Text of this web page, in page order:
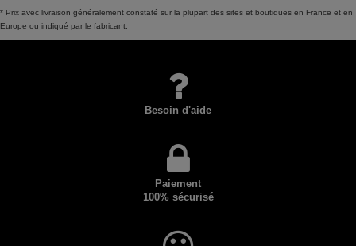
* Prix avec livraison généralement constaté sur la plupart des sites et boutiques en France et en
Europe ou indiqué par le fabricant.
Besoin d'aide
Paiement
100% sécurisé